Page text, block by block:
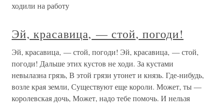
ходили на работу
Эй, красавица, — стой, погоди!
Эй, красавица, — стой, погоди! Эй, красавица, — стой,
погоди! Дальше этих кустов не ходи. За кустами
невылазна грязь, В этой грязи утонет и князь. Где-нибудь,
возле края земли, Существуют еще короли. Может, ты —
королевская дочь, Может, надо тебе помочь. И нельзя